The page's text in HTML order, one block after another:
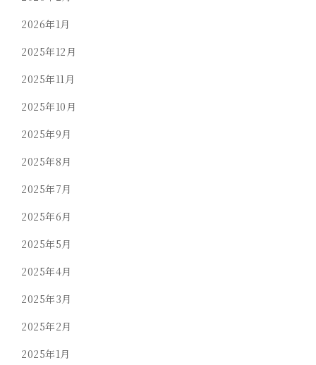
2026年1月
2025年12月
2025年11月
2025年10月
2025年9月
2025年8月
2025年7月
2025年6月
2025年5月
2025年4月
2025年3月
2025年2月
2025年1月